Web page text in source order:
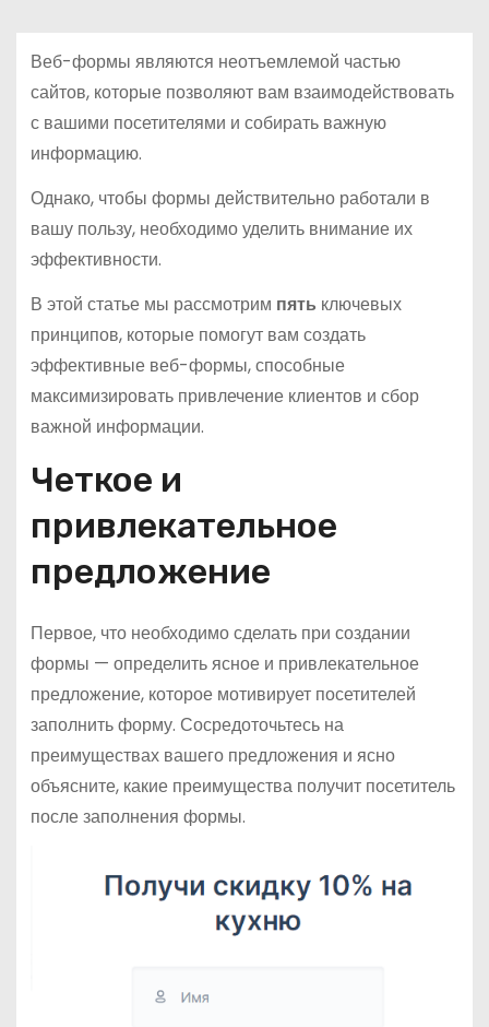
Веб-формы являются неотъемлемой частью
сайтов, которые позволяют вам взаимодействовать
с вашими посетителями и собирать важную
информацию.
Однако, чтобы формы действительно работали в
вашу пользу, необходимо уделить внимание их
эффективности.
В этой статье мы рассмотрим пять ключевых
принципов, которые помогут вам создать
эффективные веб-формы, способные
максимизировать привлечение клиентов и сбор
важной информации.
Четкое и
привлекательное
предложение
Первое, что необходимо сделать при создании
формы — определить ясное и привлекательное
предложение, которое мотивирует посетителей
заполнить форму. Сосредоточьтесь на
преимуществах вашего предложения и ясно
объясните, какие преимущества получит посетитель
после заполнения формы.